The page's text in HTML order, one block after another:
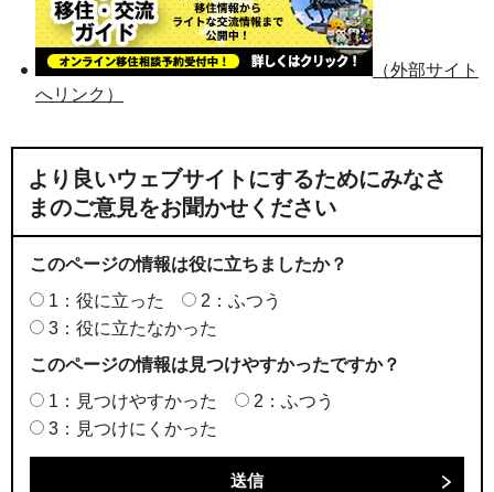
（外部サイト
へリンク）
より良いウェブサイトにするためにみなさ
まのご意見をお聞かせください
このページの情報は役に立ちましたか？
1：役に立った
2：ふつう
3：役に立たなかった
このページの情報は見つけやすかったですか？
1：見つけやすかった
2：ふつう
3：見つけにくかった